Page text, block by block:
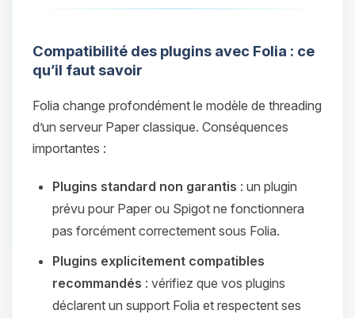
Compatibilité des plugins avec Folia : ce
qu’il faut savoir
Folia change profondément le modèle de threading
d’un serveur Paper classique. Conséquences
importantes :
Plugins standard non garantis : un plugin
prévu pour Paper ou Spigot ne fonctionnera
pas forcément correctement sous Folia.
Plugins explicitement compatibles
recommandés : vérifiez que vos plugins
déclarent un support Folia et respectent ses